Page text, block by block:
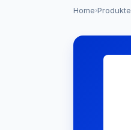
Home›Produkte